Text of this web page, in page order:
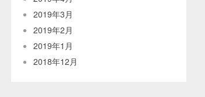
2019年3月
2019年2月
2019年1月
2018年12月